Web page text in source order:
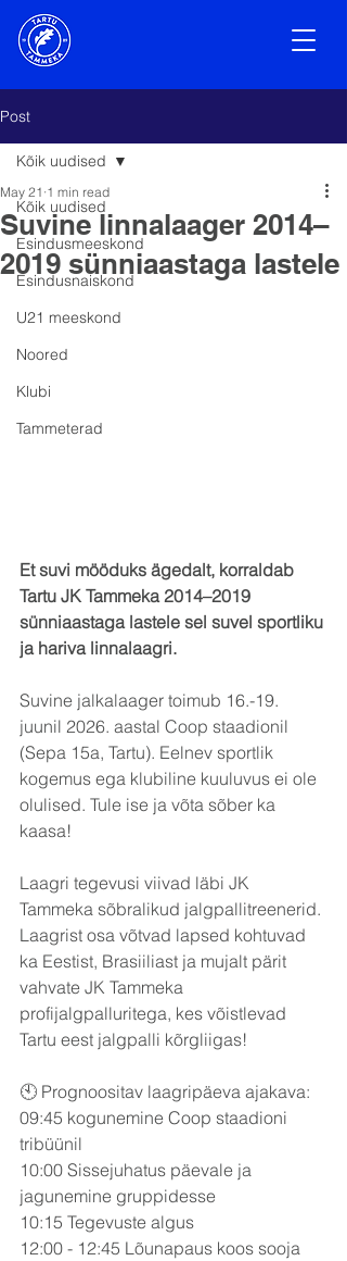
Post
Kõik uudised
Esindusmeeskond
Esindusnaiskond
U21 meeskond
Noored
Klubi
Tammeterad
Kõik uudised
Suvine linnalaager 2014–
2019 sünniaastaga lastele
May 21 1 min read
Et suvi mööduks ägedalt, korraldab
Tartu JK Tammeka 2014–2019
sünniaastaga lastele sel suvel sportliku
ja hariva linnalaagri.
Suvine jalkalaager toimub 16.-19.
juunil 2026. aastal Coop staadionil
(Sepa 15a, Tartu). Eelnev sportlik
kogemus ega klubiline kuuluvus ei ole
olulised. Tule ise ja võta sõber ka
kaasa!
Laagri tegevusi viivad läbi JK
Tammeka sõbralikud jalgpallitreenerid.
Laagrist osa võtvad lapsed kohtuvad
ka Eestist, Brasiiliast ja mujalt pärit
vahvate JK Tammeka
profijalgpalluritega, kes võistlevad
Tartu eest jalgpalli kõrgliigas!
🕙 Prognoositav laagripäeva ajakava:
09:45 kogunemine Coop staadioni
tribüünil
10:00 Sissejuhatus päevale ja
jagunemine gruppidesse
10:15 Tegevuste algus
12:00 - 12:45 Lõunapaus koos sooja